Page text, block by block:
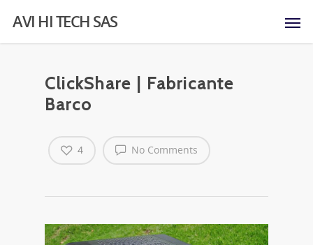
AVI HI TECH SAS
ClickShare | Fabricante
Barco
No Comments
4